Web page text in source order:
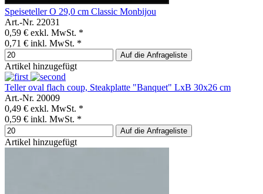
Speiseteller O 29,0 cm Classic Monbijou
Art.-Nr. 22031
0,59 € exkl. MwSt. *
0,71 € inkl. MwSt. *
Auf die Anfrageliste
Artikel hinzugefügt
Teller oval flach coup, Steakplatte "Banquet" LxB 30x26 cm
Art.-Nr. 20009
0,49 € exkl. MwSt. *
0,59 € inkl. MwSt. *
Auf die Anfrageliste
Artikel hinzugefügt